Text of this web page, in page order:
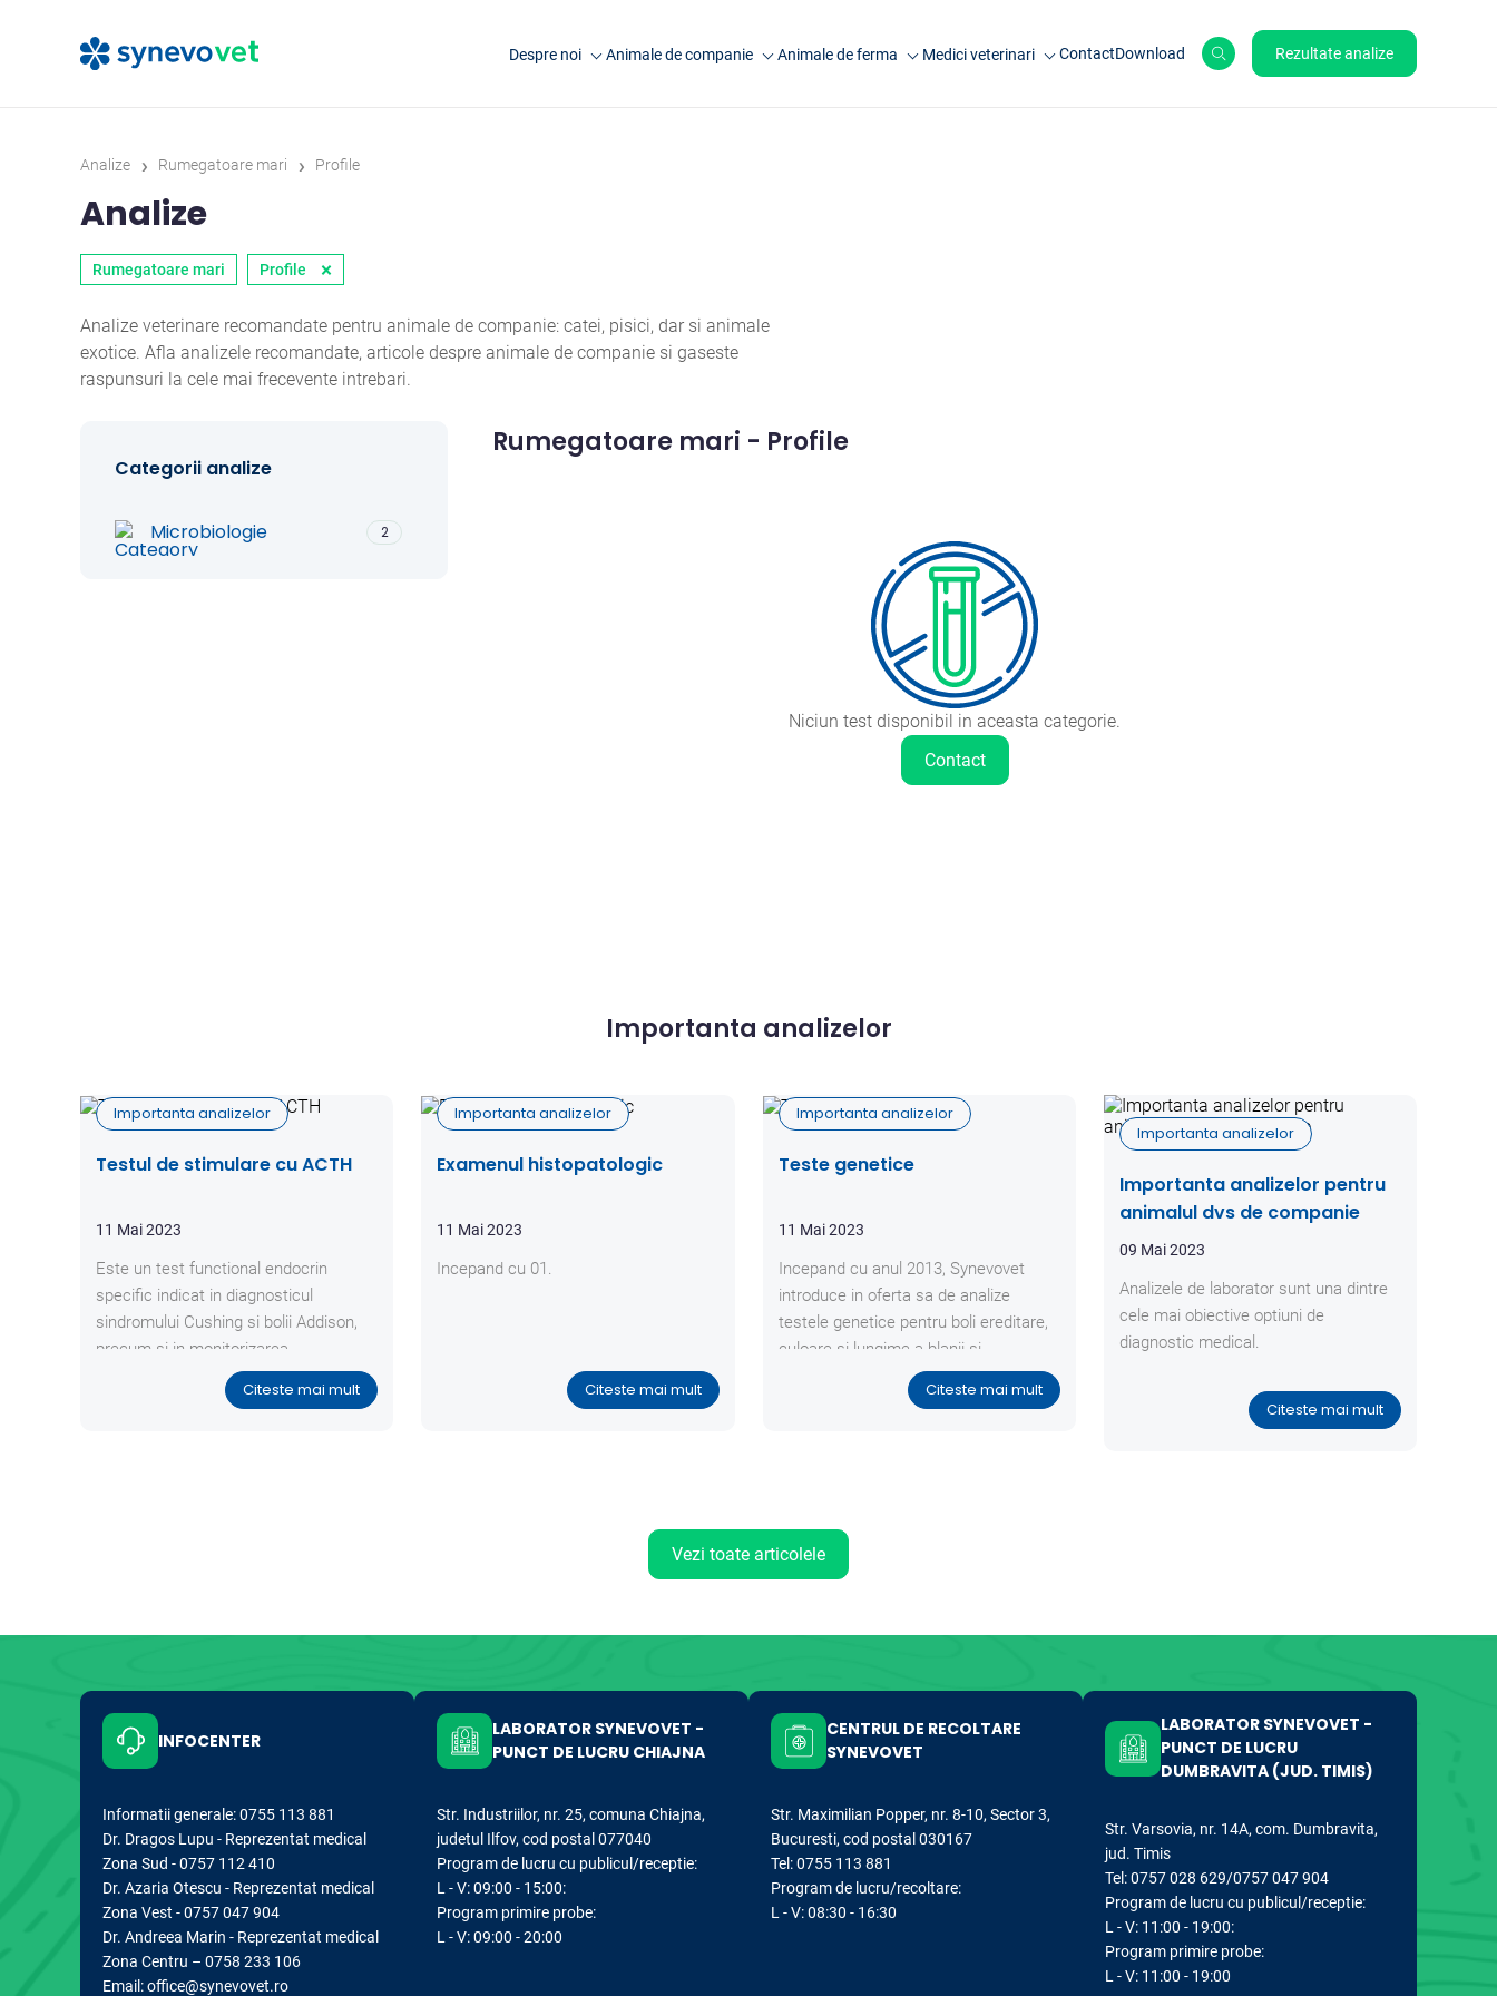
Despre noi
FAQ
Cercetare
Animale de companie Animale de ferma Medici veterinari ContactDownload Rezultate analize
Analize › Rumegatoare mari › Profile
Analize
Rumegatoare mari Profile ×
Analize veterinare recomandate pentru animale de companie: catei, pisici, dar si animale
exotice. Afla analizele recomandate, articole despre animale de companie si gaseste
raspunsuri la cele mai frecevente intrebari.
Categorii analize
Microbiologie 2
Rumegatoare mari - Profile
Niciun test disponibil in aceasta categorie.
Contact
Importanta analizelor
Importanta analizelor
Testul de stimulare cu ACTH
11 Mai 2023
Este un test functional endocrin
specific indicat in diagnosticul
sindromului Cushing si bolii Addison,
precum si in monitorizarea
tratamentului specific cu trilostan
(Vetoryl®), mitotan (Lysodren®) sau
Citeste mai mult
Importanta analizelor
Examenul histopatologic
11 Mai 2023
Incepand cu 01.
Citeste mai mult
Importanta analizelor
Teste genetice
11 Mai 2023
Incepand cu anul 2013, Synevovet
introduce in oferta sa de analize
testele genetice pentru boli ereditare,
culoare si lungime a blanii si
Citeste mai mult
Importanta analizelor
Importanta analizelor pentru
animalul dvs de companie
09 Mai 2023
Analizele de laborator sunt una dintre
cele mai obiective optiuni de
diagnostic medical.
Citeste mai mult
Vezi toate articolele
INFOCENTER
Informatii generale: 0755 113 881
Dr. Dragos Lupu - Reprezentat medical
Zona Sud - 0757 112 410
Dr. Azaria Otescu - Reprezentat medical
Zona Vest - 0757 047 904
Dr. Andreea Marin - Reprezentat medical
Zona Centru – 0758 233 106
Email: office@synevovet.ro
LABORATOR SYNEVOVET -
PUNCT DE LUCRU CHIAJNA
Str. Industriilor, nr. 25, comuna Chiajna,
judetul Ilfov, cod postal 077040
Program de lucru cu publicul/receptie:
L - V: 09:00 - 15:00:
Program primire probe:
L - V: 09:00 - 20:00
CENTRUL DE RECOLTARE
SYNEVOVET
Str. Maximilian Popper, nr. 8-10, Sector 3,
Bucuresti, cod postal 030167
Tel: 0755 113 881
Program de lucru/recoltare:
L - V: 08:30 - 16:30
LABORATOR SYNEVOVET -
PUNCT DE LUCRU
DUMBRAVITA (JUD. TIMIS)
Str. Varsovia, nr. 14A, com. Dumbravita,
jud. Timis
Tel: 0757 028 629/0757 047 904
Program de lucru cu publicul/receptie:
L - V: 11:00 - 19:00:
Program primire probe:
L - V: 11:00 - 19:00